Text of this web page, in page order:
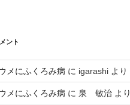
ント
メにふくろみ病 に igarashiより
メにふくろみ病 に 泉 敏治より